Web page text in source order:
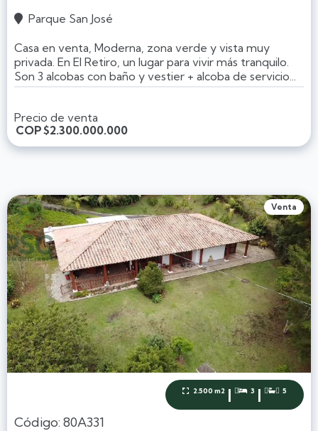
 Parque San José
Casa en venta, Moderna, zona verde y vista muy
privada. En El Retiro, un lugar para vivir más tranquilo.
Son 3 alcobas con baño y vestier + alcoba de servicio...
Precio de venta
COP$2.300.000.000
Venta
 2.500 m2 |  3 |  5
Código: 80A331